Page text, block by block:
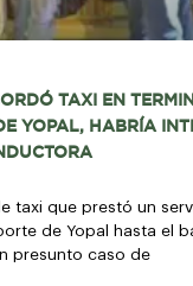
TAXI EN
YOPAL, HABRÍA
taxi que prestó un
de Yopal hasta el
presunto caso de